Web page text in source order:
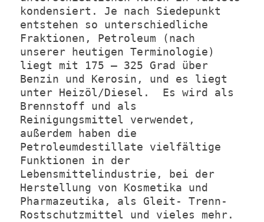
kondensiert. Je nach Siedepunkt
entstehen so unterschiedliche
Fraktionen, Petroleum (nach
unserer heutigen Terminologie)
liegt mit 175 – 325 Grad über
Benzin und Kerosin, und es liegt
unter Heizöl/Diesel. Es wird als
Brennstoff und als
Reinigungsmittel verwendet,
außerdem haben die
Petroleumdestillate vielfältige
Funktionen in der
Lebensmittelindustrie, bei der
Herstellung von Kosmetika und
Pharmazeutika, als Gleit- Trenn-
Rostschutzmittel und vieles mehr.